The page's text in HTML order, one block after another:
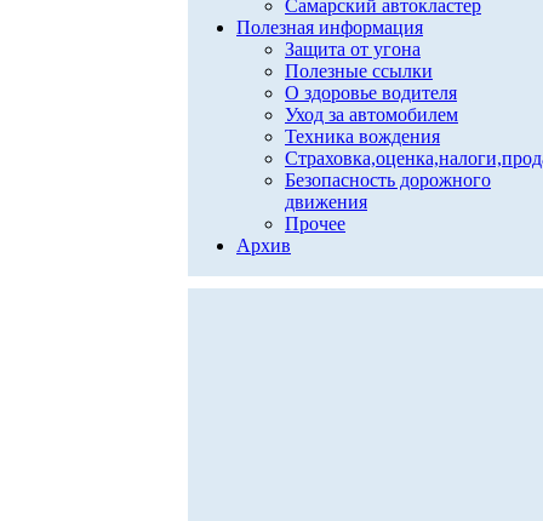
Самарский автокластер
Полезная информация
Защита от угона
Полезные ссылки
О здоровье водителя
Уход за автомобилем
Техника вождения
Безопасность дорожного
движения
Прочее
Архив